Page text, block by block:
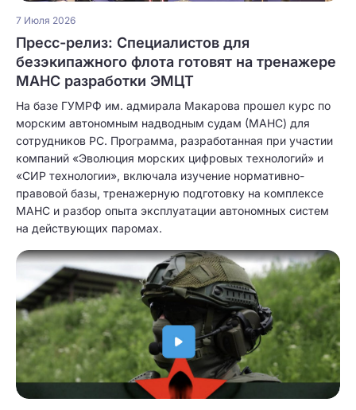
7 Июля 2026
Пресс-релиз: Специалистов для
безэкипажного флота готовят на тренажере
МАНС разработки ЭМЦТ
На базе ГУМРФ им. адмирала Макарова прошел курс по
морским автономным надводным судам (МАНС) для
сотрудников РС. Программа, разработанная при участии
компаний «Эволюция морских цифровых технологий» и
«СИР технологии», включала изучение нормативно-
правовой базы, тренажерную подготовку на комплексе
МАНС и разбор опыта эксплуатации автономных систем
на действующих паромах.